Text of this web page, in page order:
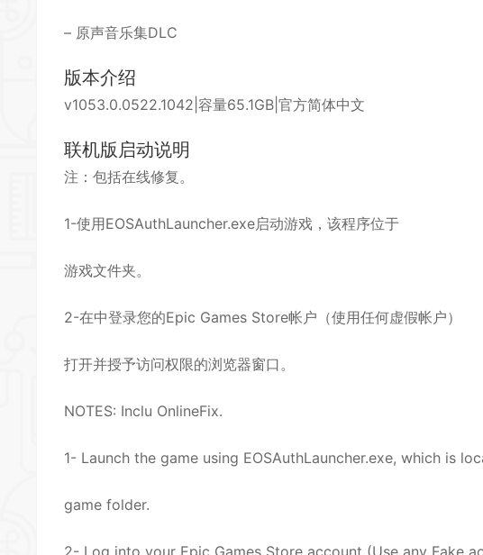
– 原声音乐集DLC
版本介绍
v1053.0.0522.1042|容量65.1GB|官方简体中文
联机版启动说明
注：包括在线修复。
1-使用EOSAuthLauncher.exe启动游戏，该程序位于
游戏文件夹。
2-在中登录您的Epic Games Store帐户（使用任何虚假帐户）
打开并授予访问权限的浏览器窗口。
NOTES: Inclu OnlineFix.
1- Launch the game using EOSAuthLauncher.exe, which is
game folder.
2- Log into your Epic Games Store account (Use any Fake
*